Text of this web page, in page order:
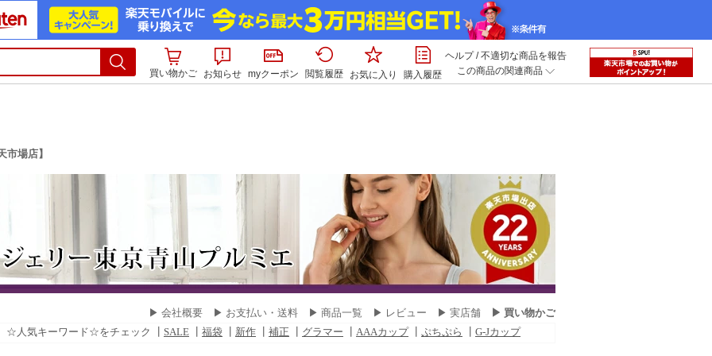
買い物かご お知らせ myクーポン 閲覧履歴 お気に入り 購入履歴
ヘルプ/不適切な商品を報告
この商品の関連商品